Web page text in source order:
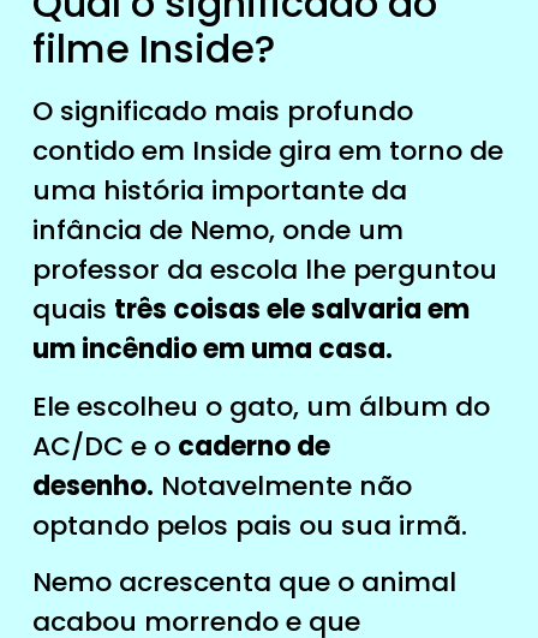
filme Inside?
O significado mais profundo
contido em Inside gira em torno de
uma história importante da
infância de Nemo, onde um
professor da escola lhe perguntou
quais três coisas ele salvaria em
um incêndio em uma casa.
Ele escolheu o gato, um álbum do
AC/DC e o caderno de
desenho. Notavelmente não
optando pelos pais ou sua irmã.
Nemo acrescenta que o animal
acabou morrendo e que